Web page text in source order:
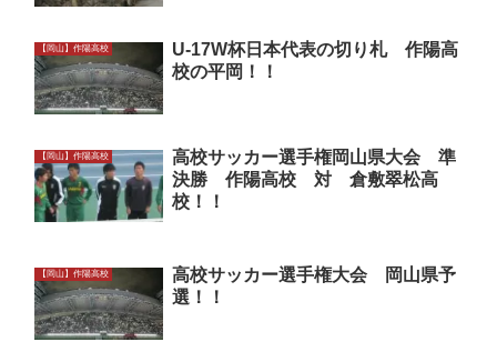
【岡山】作陽高校
U-17W杯日本代表の切り札 作陽高
校の平岡！！
【岡山】作陽高校
高校サッカー選手権岡山県大会 準
決勝 作陽高校 対 倉敷翠松高
校！！
【岡山】作陽高校
高校サッカー選手権大会 岡山県予
選！！